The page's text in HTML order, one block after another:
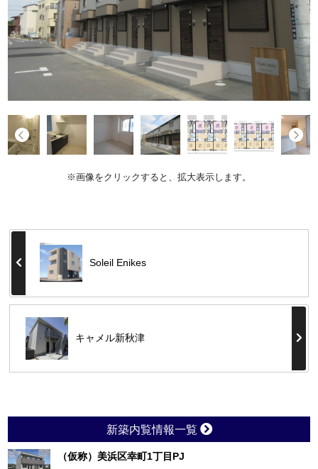
※画像をクリックすると、拡大表示します。
Soleil Enikes
キャメル新秋津
新築内覧情報一覧
（仮称）美浜区幸町1丁目PJ